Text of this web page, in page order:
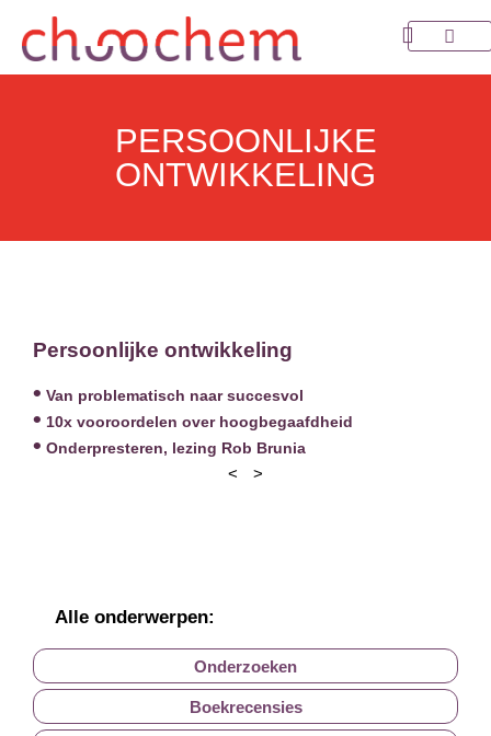
naar
PERSOONLIJKE
ONTWIKKELING
Persoonlijke ontwikkeling
Van problematisch naar succesvol
10x vooroordelen over hoogbegaafdheid
Onderpresteren, lezing Rob Brunia
< >
Alle onderwerpen:
Onderzoeken
Boekrecensies